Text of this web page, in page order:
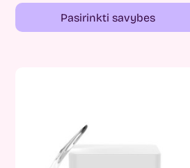
Pasirinkti savybes